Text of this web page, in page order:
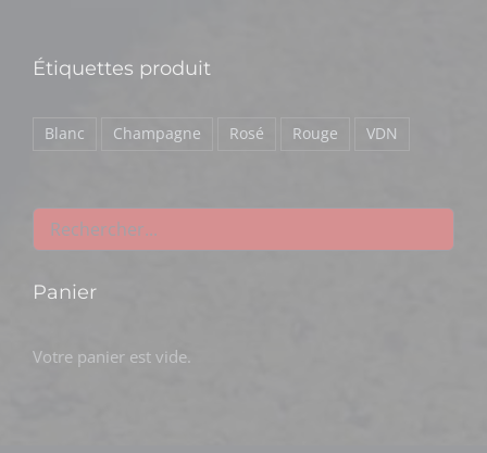
Étiquettes produit
Blanc Champagne Rosé Rouge VDN
Panier
Votre panier est vide.